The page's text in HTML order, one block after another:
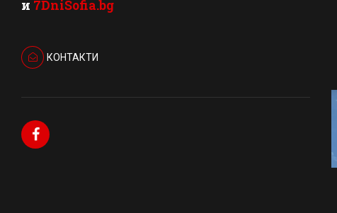
и 7DniSofia.bg
КОНТАКТИ